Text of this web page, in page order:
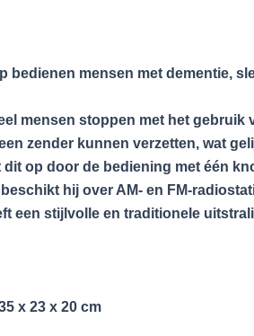
bedienen mensen met dementie,
mensen stoppen met het
zender kunnen verzetten, wat
op door de bediening met één
hij over AM- en FM-
een stijlvolle en traditionele
x 23 x 20 cm